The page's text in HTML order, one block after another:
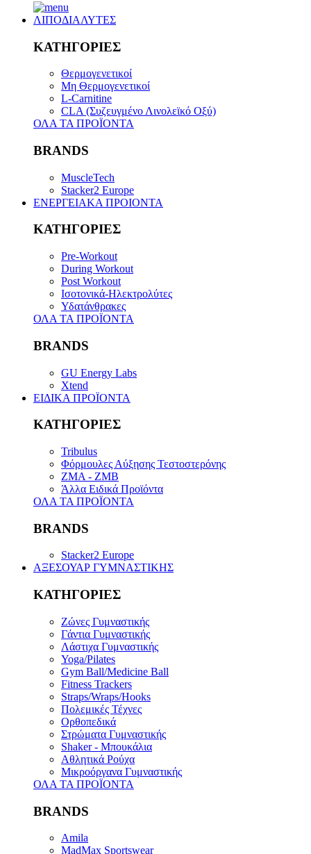
ΛΙΠΟΔΙΑΛΥΤΕΣ
ΚΑΤΗΓΟΡΙΕΣ
Θερμογενετικοί
Μη Θερμογενετικοί
L-Carnitine
CLA (Συζευγμένο Λινολεϊκό Οξύ)
ΟΛΑ ΤΑ ΠΡΟΪΟΝΤΑ
BRANDS
MuscleTech
Stacker2 Europe
ΕΝΕΡΓΕΙΑΚΑ ΠΡΟΙΟΝΤΑ
ΚΑΤΗΓΟΡΙΕΣ
Pre-Workout
During Workout
Post Workout
Ισοτονικά-Ηλεκτρολύτες
Υδατάνθρακες
ΟΛΑ ΤΑ ΠΡΟΪΟΝΤΑ
BRANDS
GU Energy Labs
Xtend
ΕΙΔΙΚΑ ΠΡΟΪΟΝΤΑ
ΚΑΤΗΓΟΡΙΕΣ
Tribulus
Φόρμουλες Αύξησης Τεστοστερόνης
ZMA - ZMB
Άλλα Ειδικά Προϊόντα
ΟΛΑ ΤΑ ΠΡΟΪΟΝΤΑ
BRANDS
Stacker2 Europe
ΑΞΕΣΟΥΑΡ ΓΥΜΝΑΣΤΙΚΗΣ
ΚΑΤΗΓΟΡΙΕΣ
Ζώνες Γυμναστικής
Γάντια Γυμναστικής
Λάστιχα Γυμναστικής
Yoga/Pilates
Gym Ball/Medicine Ball
Fitness Trackers
Straps/Wraps/Hooks
Πολεμικές Τέχνες
Ορθοπεδικά
Στρώματα Γυμναστικής
Shaker - Μπουκάλια
Αθλητικά Ρούχα
Μικροόργανα Γυμναστικής
ΟΛΑ ΤΑ ΠΡΟΪΟΝΤΑ
BRANDS
Amila
MadMax Sportswear